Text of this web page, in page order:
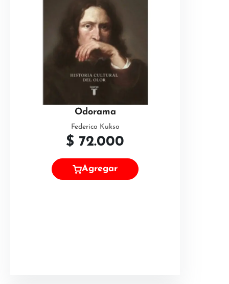
Odorama
Federico Kukso
$ 72.000
Agregar